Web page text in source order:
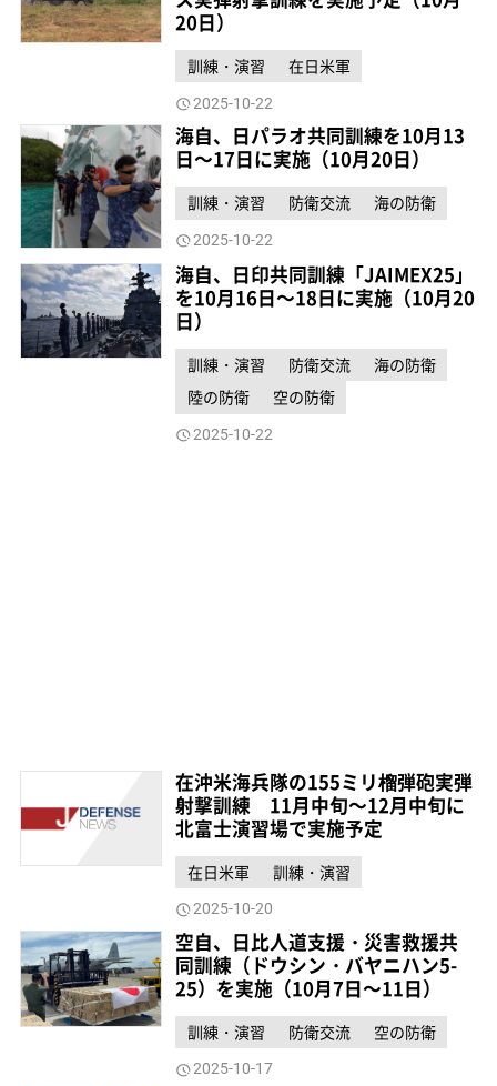
20日）
訓練・演習 在日米軍
2025-10-22
海自、日パラオ共同訓練を10月13
日～17日に実施（10月20日）
訓練・演習 防衛交流 海の防衛
2025-10-22
海自、日印共同訓練「JAIMEX25」
を10月16日～18日に実施（10月20
日）
訓練・演習 防衛交流
海の防衛
陸の防衛
空の防衛
2025-10-22
在沖米海兵隊の155ミリ榴弾砲実弾
射撃訓練 11月中旬～12月中旬に
北富士演習場で実施予定
在日米軍 訓練・演習
2025-10-20
空自、日比人道支援・災害救援共
同訓練（ドウシン・バヤニハン5-
25）を実施（10月7日～11日）
訓練・演習 防衛交流 空の防衛
2025-10-17